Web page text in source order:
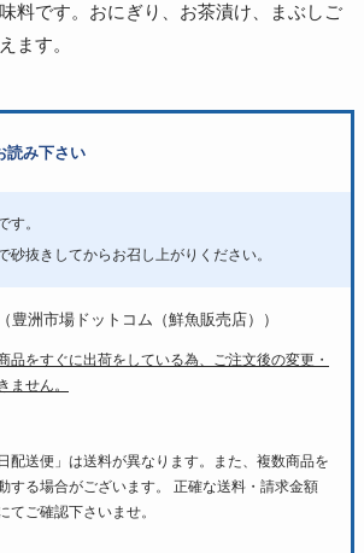
料です。おにぎり、お茶漬け、まぶしご
ます。
読み下さい
す。
砂抜きしてからお召し上がりください。
（豊洲市場ドットコム（鮮魚販売店））
をすぐに出荷をしている為、ご注文後の変更・
ません。
配送便」は送料が異なります。また、複数商品を
する場合がございます。 正確な送料・請求金額
てご確認下さいませ。